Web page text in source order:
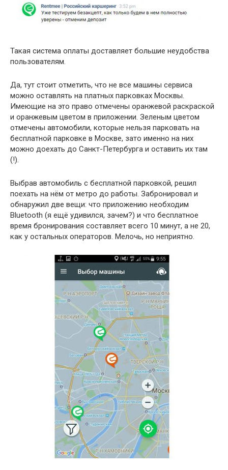
Такая система оплаты доставляет большие неудобства
пользователям.
Да, тут стоит отметить, что не все машины сервиса
можно оставлять на платных парковках Москвы.
Имеющие на это право отмечены оранжевой раскраской
и оранжевым цветом в приложении. Зеленым цветом
отмечены автомобили, которые нельзя парковать на
бесплатной парковке в Москве, зато именно на них
можно доехать до Санкт-Петербурга и оставить их там
(!).
Выбрав автомобиль с бесплатной парковкой, решил
поехать на нём от метро до работы. Забронировал и
обнаружил две вещи: что приложению необходим
Bluetooth (я ещё удивился, зачем?) и что бесплатное
время бронирования составляет всего 10 минут, а не 20,
как у остальных операторов. Мелочь, но неприятно.